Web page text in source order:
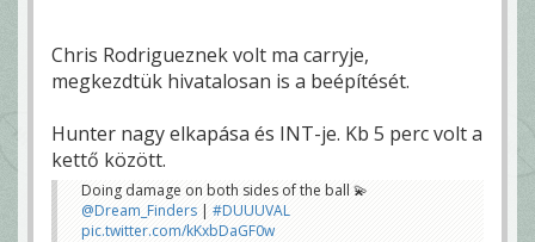
Chris Rodrigueznek volt ma carryje,
megkezdtük hivatalosan is a beépítését.
Hunter nagy elkapása és INT-je. Kb 5 perc volt a
kettő között.
Doing damage on both sides of the ball 💫
@Dream_Finders | #DUUUVAL
pic.twitter.com/kKxbDaGF0w